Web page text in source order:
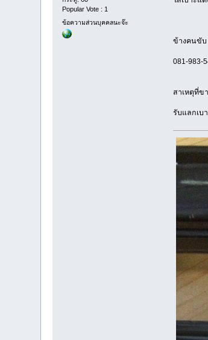
Popular Vote : 1
ข้อความส่วนบุคคลนะจ๊ะ
ข้างคนขับ
081-983-
สาเหตุที่ข
รับแลกเบ